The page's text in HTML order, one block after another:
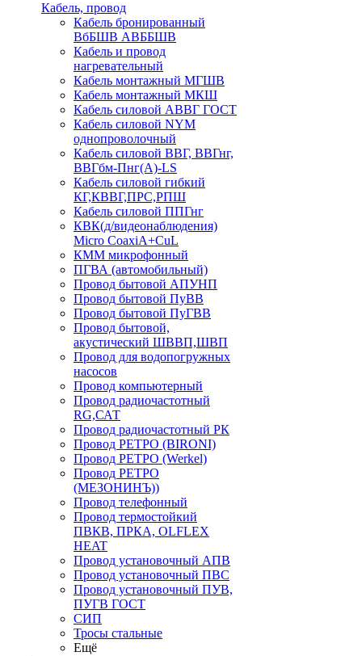
Кабель, провод
Кабель бронированный
ВбБШВ АВББШВ
Кабель и провод
нагревательный
Кабель монтажный МГШВ
Кабель монтажный МКШ
Кабель силовой АВВГ ГОСТ
Кабель силовой NYM
однопроволочный
Кабель силовой ВВГ, ВВГнг,
ВВГбм-Пнг(А)-LS
Кабель силовой гибкий
КГ,КВВГ,ПРС,РПШ
Кабель силовой ППГнг
КВК(д/видеонаблюдения)
Micro CoaxiA+CuL
КММ микрофонный
ПГВА (автомобильный)
Провод бытовой АПУНП
Провод бытовой ПуВВ
Провод бытовой ПуГВВ
Провод бытовой,
акустический ШВВП,ШВП
Провод для водопогружных
насосов
Провод компьютерный
Провод радиочастотный
RG,САТ
Провод радиочастотный РК
Провод РЕТРО (BIRONI)
Провод РЕТРО (Werkel)
Провод РЕТРО
(МЕЗОНИНЪ))
Провод телефонный
Провод термостойкий
ПВКВ, ПРКА, OLFLEX
HEAT
Провод установочный АПВ
Провод установочный ПВС
Провод установочный ПУВ,
ПУГВ ГОСТ
СИП
Тросы стальные
Ещё